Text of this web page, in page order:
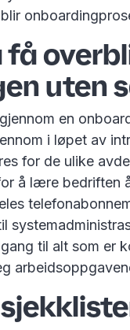
få
uten
en
i løpet av
for de ulike
å lære bedriften
til alt som er